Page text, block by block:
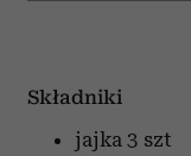
Składniki
jajka 3 szt